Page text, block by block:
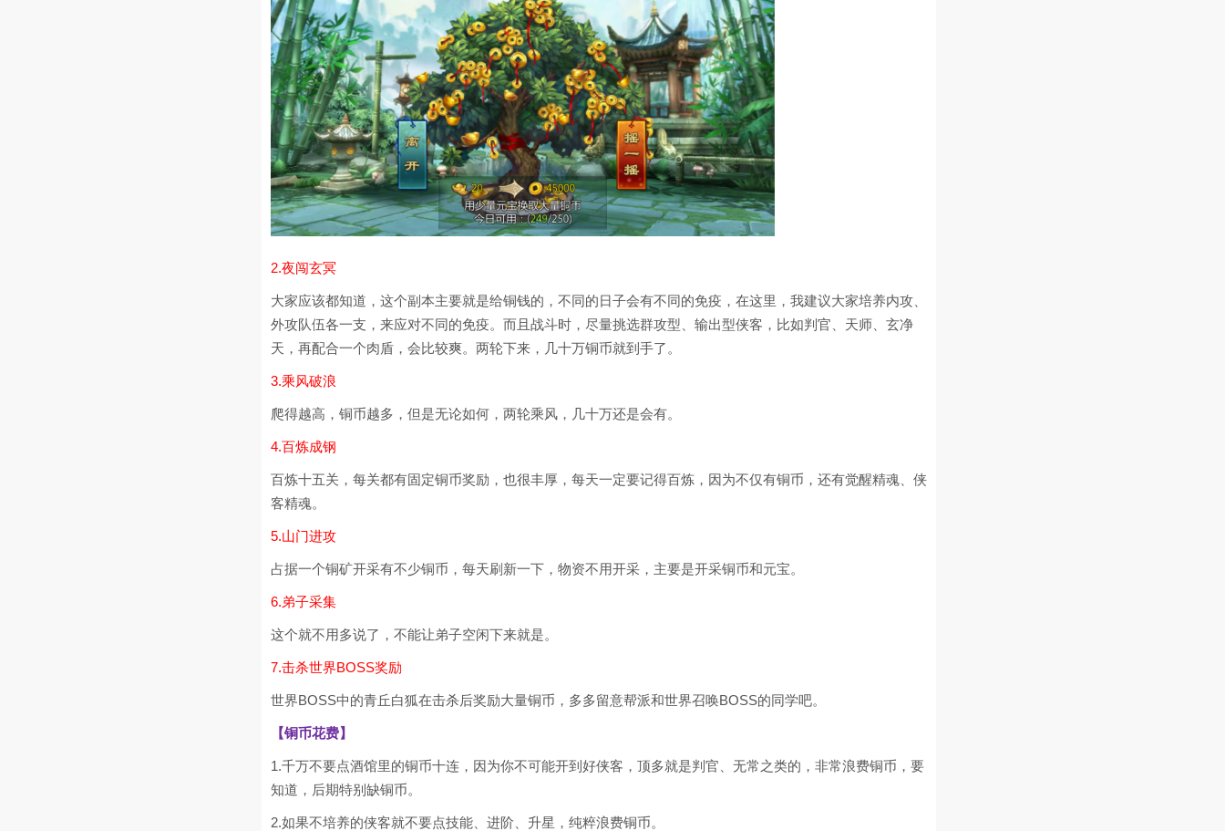
2.夜闯玄冥
大家应该都知道，这个副本主要就是给铜钱的，不同的日子会有不同的免疫，在这里，我建议大家培养内攻、
外攻队伍各一支，来应对不同的免疫。而且战斗时，尽量挑选群攻型、输出型侠客，比如判官、天师、玄净
天，再配合一个肉盾，会比较爽。两轮下来，几十万铜币就到手了。
3.乘风破浪
爬得越高，铜币越多，但是无论如何，两轮乘风，几十万还是会有。
4.百炼成钢
百炼十五关，每关都有固定铜币奖励，也很丰厚，每天一定要记得百炼，因为不仅有铜币，还有觉醒精魂、侠
客精魂。
5.山门进攻
占据一个铜矿开采有不少铜币，每天刷新一下，物资不用开采，主要是开采铜币和元宝。
6.弟子采集
这个就不用多说了，不能让弟子空闲下来就是。
7.击杀世界BOSS奖励
世界BOSS中的青丘白狐在击杀后奖励大量铜币，多多留意帮派和世界召唤BOSS的同学吧。
【铜币花费】
1.千万不要点酒馆里的铜币十连，因为你不可能开到好侠客，顶多就是判官、无常之类的，非常浪费铜币，要
知道，后期特别缺铜币。
2.如果不培养的侠客就不要点技能、进阶、升星，纯粹浪费铜币。